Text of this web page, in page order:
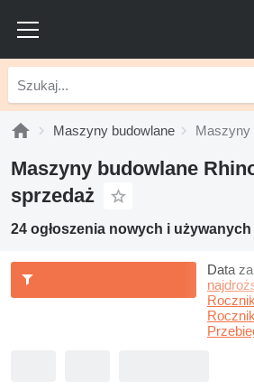
Maszyny budowlane Maszyny
Maszyny budowlane
sprzedaż
24 ogłoszenia nowych i
Data